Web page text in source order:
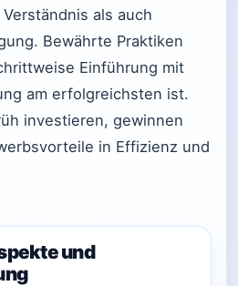
als auch
Bewährte Praktiken
Einführung mit
am erfolgreichsten ist.
investieren, gewinnen
in Effizienz und
und